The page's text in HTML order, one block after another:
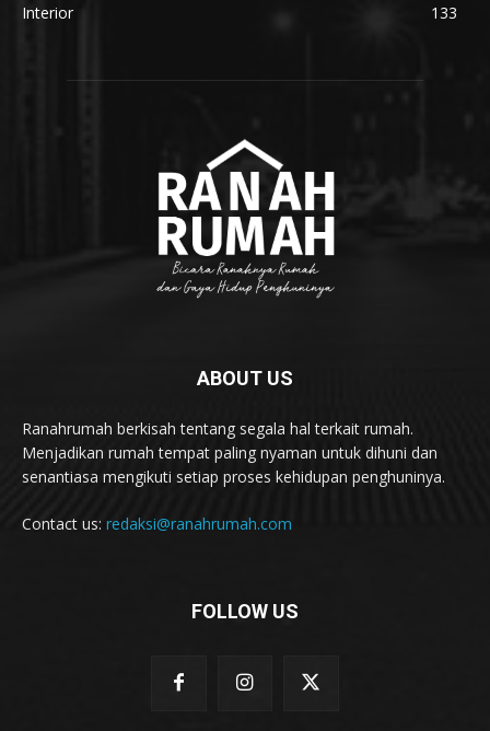
Interior
133
ABOUT US
Ranahrumah berkisah tentang segala hal terkait rumah.
Menjadikan rumah tempat paling nyaman untuk dihuni dan
senantiasa mengikuti setiap proses kehidupan penghuninya.
Contact us: redaksi@ranahrumah.com
FOLLOW US